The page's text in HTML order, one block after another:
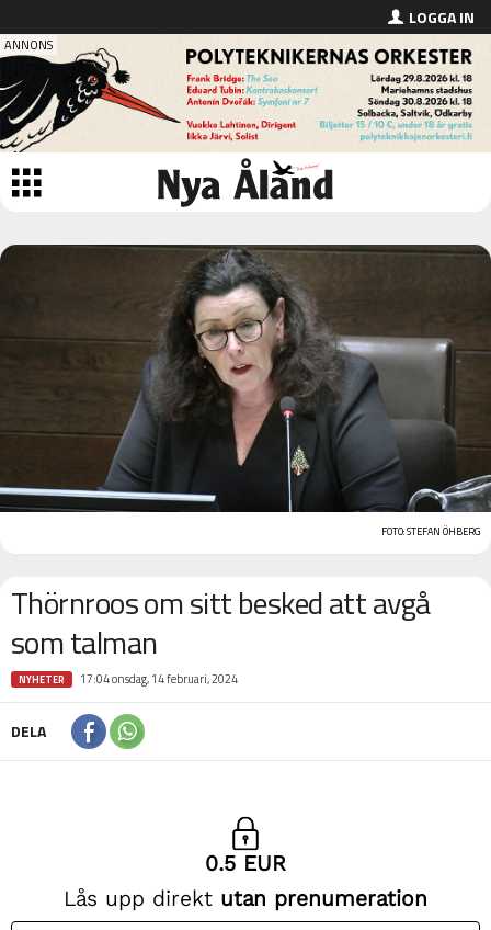
LOGGA IN
FOTO: STEFAN ÖHBERG
Thörnroos om sitt besked att avgå
som talman
NYHETER 17:04 onsdag, 14 februari, 2024
DELA